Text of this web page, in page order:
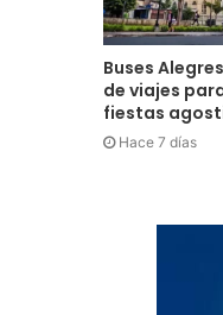
Buses
de viajes
fiestas
Hace 7 días